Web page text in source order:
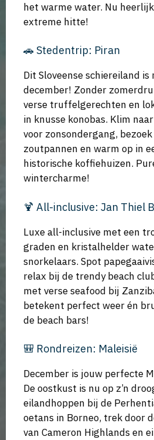
het warme water. Nu
extreme hitte!
🚗 Stedentrip: Piran
Dit Sloveense schiereiland is
december! Zonder
verse truffelgerechten en
in knusse konobas. Klim
voor zonsondergang,
zoutpannen en warm op in
historische koffiehuizen.
wintercharme!
🍹 All-inclusive: Jan Thiel
Luxe all-inclusive met een
graden en kristalhelder
snorkelaars. Spot
relax bij de trendy beach
met verse seafood bij
betekent perfect weer én
de beach bars!
🎒 Rondreizen: Maleisië
December is jouw perfecte
De oostkust is nu op z’n
eilandhoppen bij de
oetans in Borneo, trek door
van Cameron Highlands en